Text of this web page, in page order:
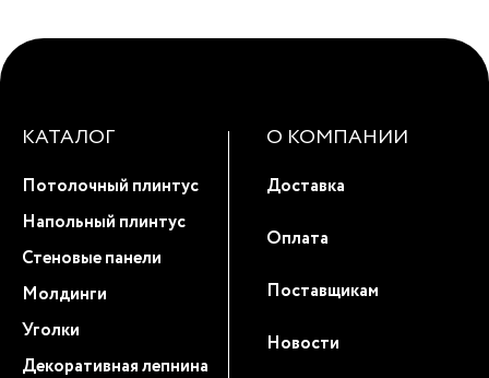
КАТАЛОГ
Потолочный плинтус
Напольный плинтус
Стеновые панели
Молдинги
Уголки
Декоративная лепнина
О КОМПАНИИ
Доставка
Оплата
Поставщикам
Новости